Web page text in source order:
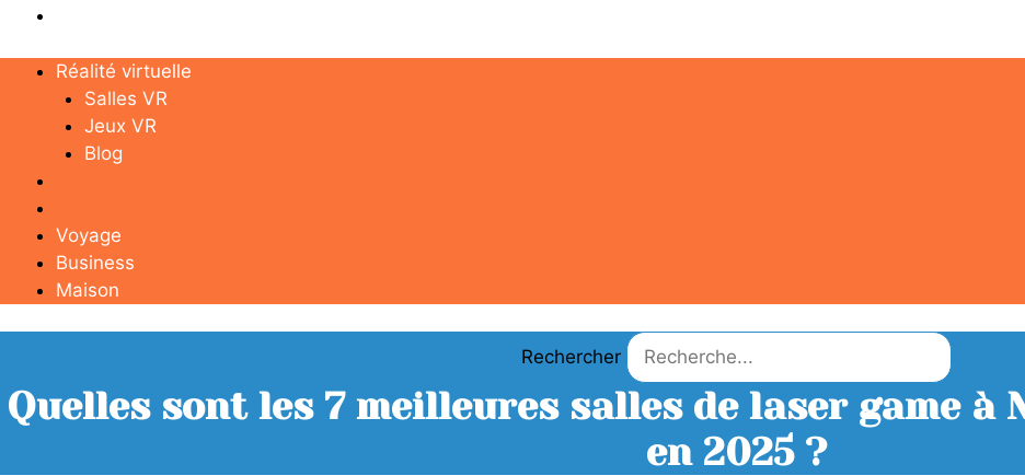
Réalité virtuelle
Salles VR
Jeux VR
Blog
Voyage
Business
Maison
Rechercher
Quelles sont les 7 meilleures salles de laser game
en 2025 ?